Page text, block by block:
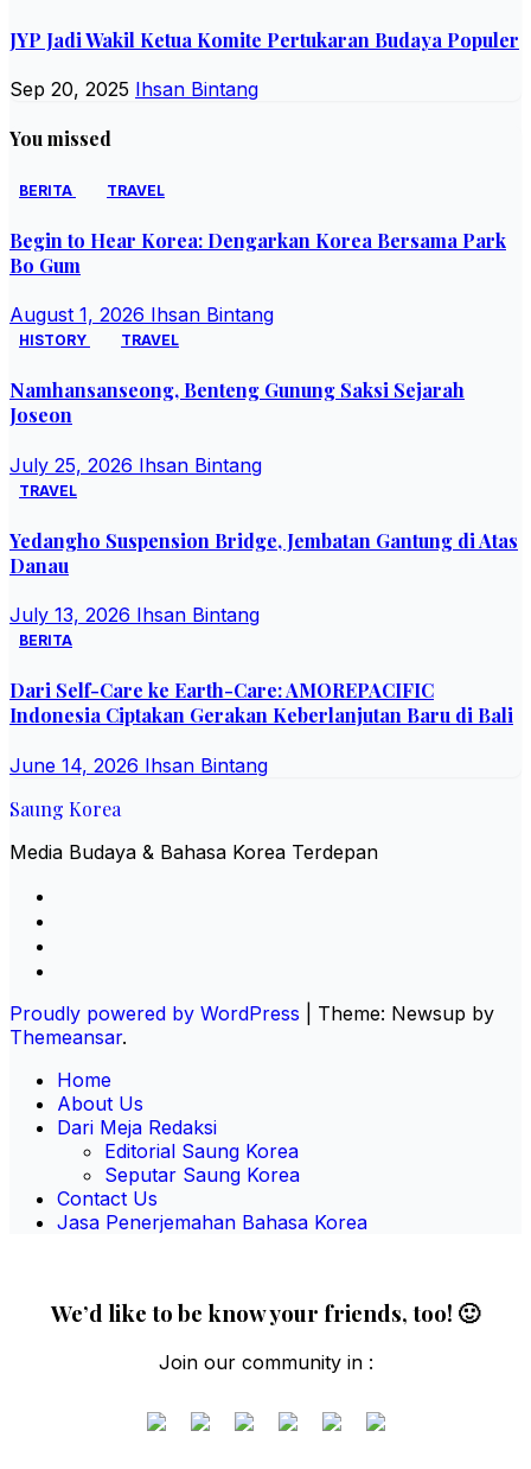
JYP Jadi Wakil Ketua Komite Pertukaran Budaya Populer
Sep 20, 2025 Ihsan Bintang
You missed
BERITA TRAVEL
Begin to Hear Korea: Dengarkan Korea Bersama Park
Bo Gum
August 1, 2026 Ihsan Bintang
HISTORY TRAVEL
Namhansanseong, Benteng Gunung Saksi Sejarah
Joseon
July 25, 2026 Ihsan Bintang
TRAVEL
Yedangho Suspension Bridge, Jembatan Gantung di Atas
Danau
July 13, 2026 Ihsan Bintang
BERITA
Dari Self-Care ke Earth-Care: AMOREPACIFIC
Indonesia Ciptakan Gerakan Keberlanjutan Baru di Bali
June 14, 2026 Ihsan Bintang
Saung Korea
Media Budaya & Bahasa Korea Terdepan
Proudly powered by WordPress
Theme: Newsup by
Themeansar.
Home
About Us
Dari Meja Redaksi
Editorial Saung Korea
Seputar Saung Korea
Contact Us
Jasa Penerjemahan Bahasa Korea
We’d like to be know your friends, too! 🙂
Join our community in :